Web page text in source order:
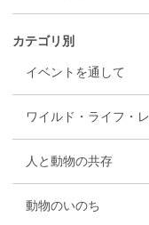
カテゴリ別
イベントを通して
ワイルド・ライフ・
人と動物の共存
動物のいのち